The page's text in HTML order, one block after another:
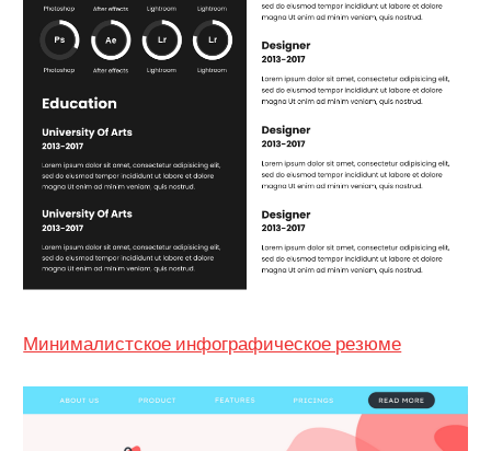
Минималистское инфографическое резюме